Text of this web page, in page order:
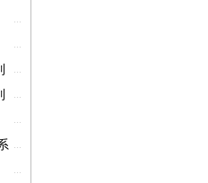
...
...
...
...
...
...
...